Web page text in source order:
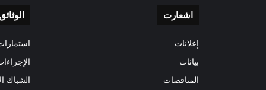
اشعارت
إعلانات
بيانات
المناقصات
الشباك